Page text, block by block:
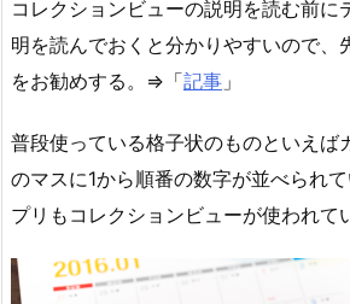
コレクションビューの説明を読む前に
明を読んでおくと分かりやすいので、
をお勧めする。⇒「記事 」
普段使っている格子状のものといえば
のマスに1から順番の数字が並べられ
プリもコレクションビューが使われて